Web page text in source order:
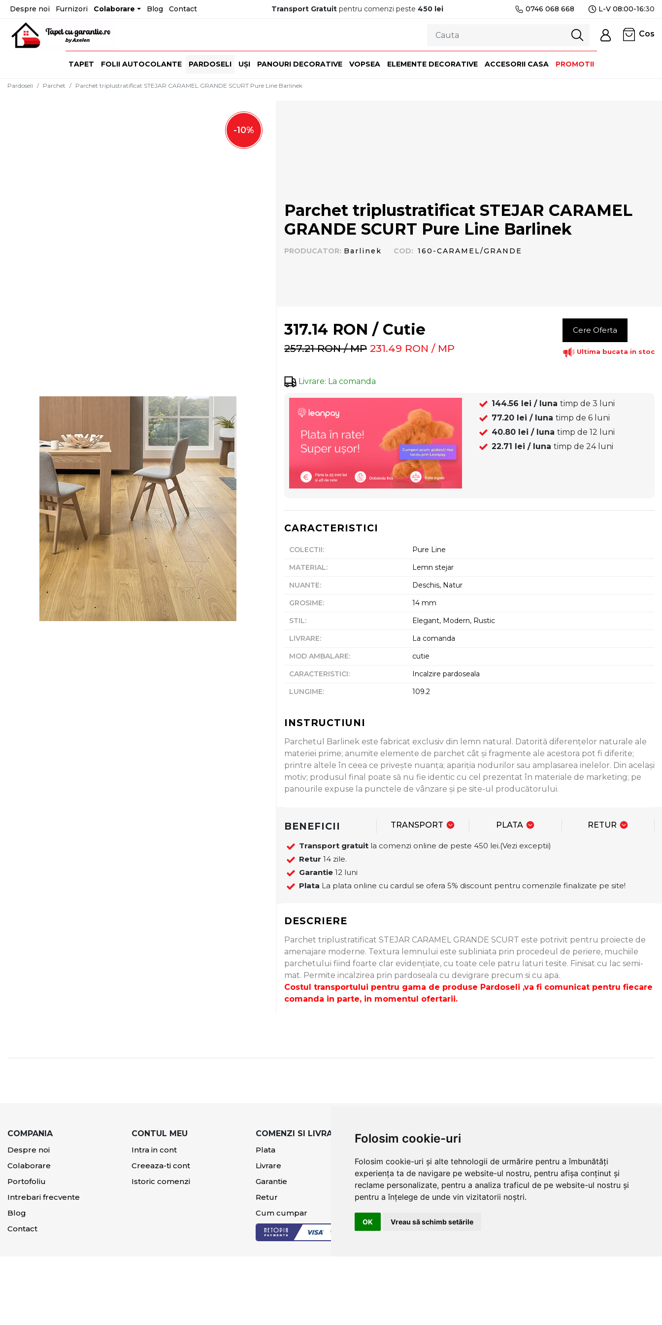
Folosim cookie-uri
Folosim cookie-uri și alte tehnologii de urmărire pentru a îmbunătăți
experiența ta de navigare pe website-ul nostru, pentru afișa conținut și
reclame personalizate, pentru a analiza traficul de pe website-ul nostru și
pentru a înțelege de unde vin vizitatorii noștri.
OK Vreau să schimb setările
Despre noi Furnizori Colaborare Blog Contact Transport Gratuitpentru comenzi peste 450 lei 0746 068 668 L-V 08:00-16:30
Cos
TAPET FOLII AUTOCOLANTE PARDOSELI UȘI PANOURI DECORATIVE VOPSEA ELEMENTE DECORATIVE ACCESORII CASA PROMOTII
Pardoseli Parchet Parchet triplustratificat STEJAR CARAMEL GRANDE SCURT Pure Line Barlinek
-10%
Parchet triplustratificat STEJAR CARAMEL
GRANDE SCURT Pure Line Barlinek
PRODUCATOR: Barlinek COD: 160-CARAMEL/GRANDE
317.14 RON / Cutie
257.21 RON /MP 231.49 RON / MP
Cere Oferta
Ultima bucata in stoc
Livrare: La comanda
144.56 lei / luna timp de 3 luni
77.20 lei / luna timp de 6 luni
40.80 lei / luna timp de 12 luni
22.71 lei / luna timp de 24luni
CARACTERISTICI
COLECTII:
Pure Line
MATERIAL:
Lemn stejar
NUANTE:
Deschis, Natur
GROSIME:
14 mm
STIL:
Elegant, Modern, Rustic
LIVRARE:
La comanda
MOD AMBALARE:
cutie
CARACTERISTICI:
Incalzire pardoseala
LUNGIME: 109.2
INSTRUCTIUNI
Parchetul Barlinek este fabricat exclusiv din lemn natural. Datorită diferenţelor naturale ale
materiei prime; anumite elemente de parchet cât şi fragmente ale acestora pot fi diferite;
printre altele în ceea ce priveşte nuanţa; apariţia nodurilor sau amplasarea inelelor. Din acelaşi
motiv; produsul final poate să nu fie identic cu cel prezentat în materiale de marketing; pe
panourile expuse la punctele de vânzare şi pe site-ul producătorului.
BENEFICII TRANSPORT PLATA RETUR
Transport gratuit la comenzi online de peste 450 lei.(Vezi exceptii)
Retur 14 zile.
Garantie 12 luni
Plata La plata online cu cardul se ofera 5% discount pentru comenzile finalizate pe site!
DESCRIERE
Parchet triplustratificat STEJAR CARAMEL GRANDE SCURT este potrivit pentru proiecte de
amenajare moderne. Textura lemnului este subliniata prin procedeul de periere, muchiile
parchetului fiind foarte clar evidențiate, cu toate cele patru laturi tesite. Finisat cu lac semi-
mat. Permite incalzirea prin pardoseala cu devigrare precum si cu apa.
Costul transportului pentru gama de produse Pardoseli ,va fi comunicat pentru fiecare
comanda in parte, in momentul ofertarii.
COMPANIA
Despre noi
Colaborare
Portofoliu
Intrebari frecvente
Blog
Contact
CONTUL MEU
Intra in cont
Creeaza-ti cont
Istoric comenzi
COMENZI SI LIVRARE
Plata
Livrare
Garantie
Retur
Cum cumpar
TERMENI SI CONDITII
Politica de
confidentialitate
Sugestii si reclamatii
Traian, nr. 86-88
Vezi mai multe date de contact